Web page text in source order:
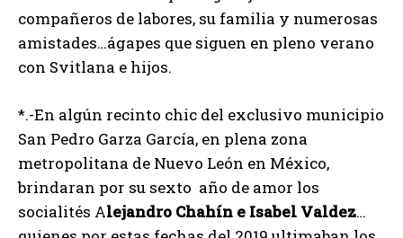
compañeros de labores, su familia y numerosas
amistades…ágapes que siguen en pleno verano
con Svitlana e hijos.
*.-En algún recinto chic del exclusivo municipio
San Pedro Garza García, en plena zona
metropolitana de Nuevo León en México,
brindaran por su sexto año de amor los
socialités Alejandro Chahín e Isabel Valdez…